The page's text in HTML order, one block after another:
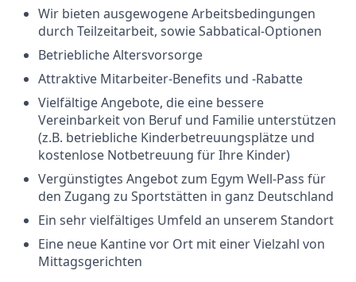
Wir bieten ausgewogene Arbeitsbedingungen
durch Teilzeitarbeit, sowie Sabbatical-Optionen
Betriebliche Altersvorsorge
Attraktive Mitarbeiter-Benefits und -Rabatte
Vielfältige Angebote, die eine bessere
Vereinbarkeit von Beruf und Familie unterstützen
(z.B. betriebliche Kinderbetreuungsplätze und
kostenlose Notbetreuung für Ihre Kinder)
Vergünstigtes Angebot zum Egym Well-Pass für
den Zugang zu Sportstätten in ganz Deutschland
Ein sehr vielfältiges Umfeld an unserem Standort
Eine neue Kantine vor Ort mit einer Vielzahl von
Mittagsgerichten